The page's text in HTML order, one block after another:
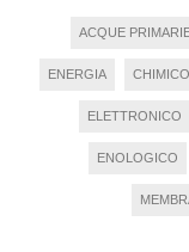
ACQUE
ENERGIA
ELETTRONICO
ENOLOGICO